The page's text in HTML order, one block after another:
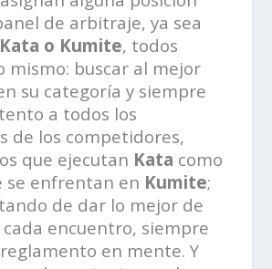
de arbitraje, ya sea
Kata o Kumite, todos
mismo: buscar al mejor
su categoría y siempre
a todos los
de los competidores,
que ejecutan Kata como
se enfrentan en Kumite;
de dar lo mejor de
encuentro, siempre
en mente. Y